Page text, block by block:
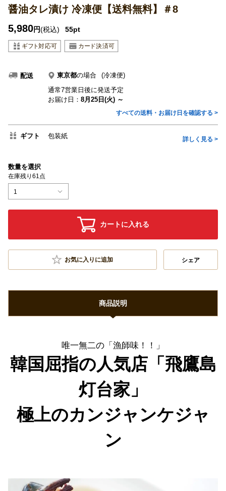
醤油タレ漬け 冷凍便【送料無料】＃8
5,980円(税込) 55pt
配送 東京都の場合
(冷凍便)
通常7営業日後に発送予定
お届け日： 8月25日(火) ～
すべての送料・お届け日を確認する >
ギフト 包装紙 詳しく見る >
数量を選択
在庫残り61点
1
カートに入れる
お気に入りに追加 シェア
商品説明
唯一無二の「漁師味！！」
韓国屈指の人気店「飛鷹島
灯台家」
極上のカンジャンケジャ
ン